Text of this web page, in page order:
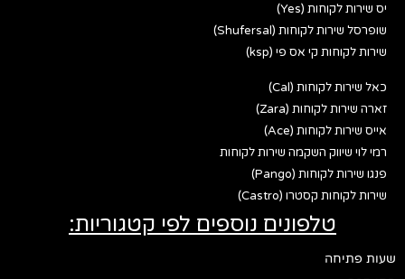
יס שירות לקוחות (Yes)
שופרסל שירות לקוחות (Shufersal)
שירות לקוחות קי אס פי (ksp)
כאל שירות לקוחות (Cal)
זארה שירות לקוחות (Zara)
אייס שירות לקוחות (Ace)
רמי לוי שיווק השקמה שירות לקוחות
פנגו שירות לקוחות (Pango)
שירות לקוחות קסטרו (Castro)
טלפונים נוספים לפי קטגוריות:
שעות פתיחה